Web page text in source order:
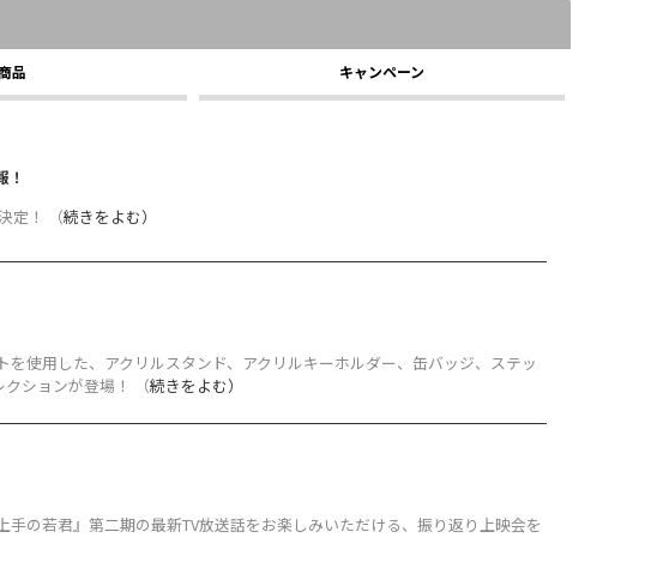
品 キャンペーン
定！ （続きをよむ）
使用した、アクリルスタンド、アクリルキーホルダー、缶バッジ、ステッ
ションが登場！ （続きをよむ）
の若君』第二期の最新TV放送話をお楽しみいただける、振り返り上映会を